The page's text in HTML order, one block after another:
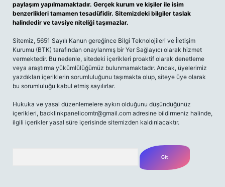
paylaşım yapılmamaktadır. Gerçek kurum ve kişiler ile isim
benzerlikleri tamamen tesadüfidir. Sitemizdeki bilgiler taslak
halindedir ve tavsiye niteliği taşımazlar.
Sitemiz, 5651 Sayılı Kanun gereğince Bilgi Teknolojileri ve İletişim
Kurumu (BTK) tarafından onaylanmış bir Yer Sağlayıcı olarak hizmet
vermektedir. Bu nedenle, sitedeki içerikleri proaktif olarak denetleme
veya araştırma yükümlülüğümüz bulunmamaktadır. Ancak, üyelerimiz
yazdıkları içeriklerin sorumluluğunu taşımakta olup, siteye üye olarak
bu sorumluluğu kabul etmiş sayılırlar.
Hukuka ve yasal düzenlemelere aykırı olduğunu düşündüğünüz
içerikleri, backlinkpanelicomtr@gmail.com adresine bildirmeniz halinde,
ilgili içerikler yasal süre içerisinde sitemizden kaldırılacaktır.